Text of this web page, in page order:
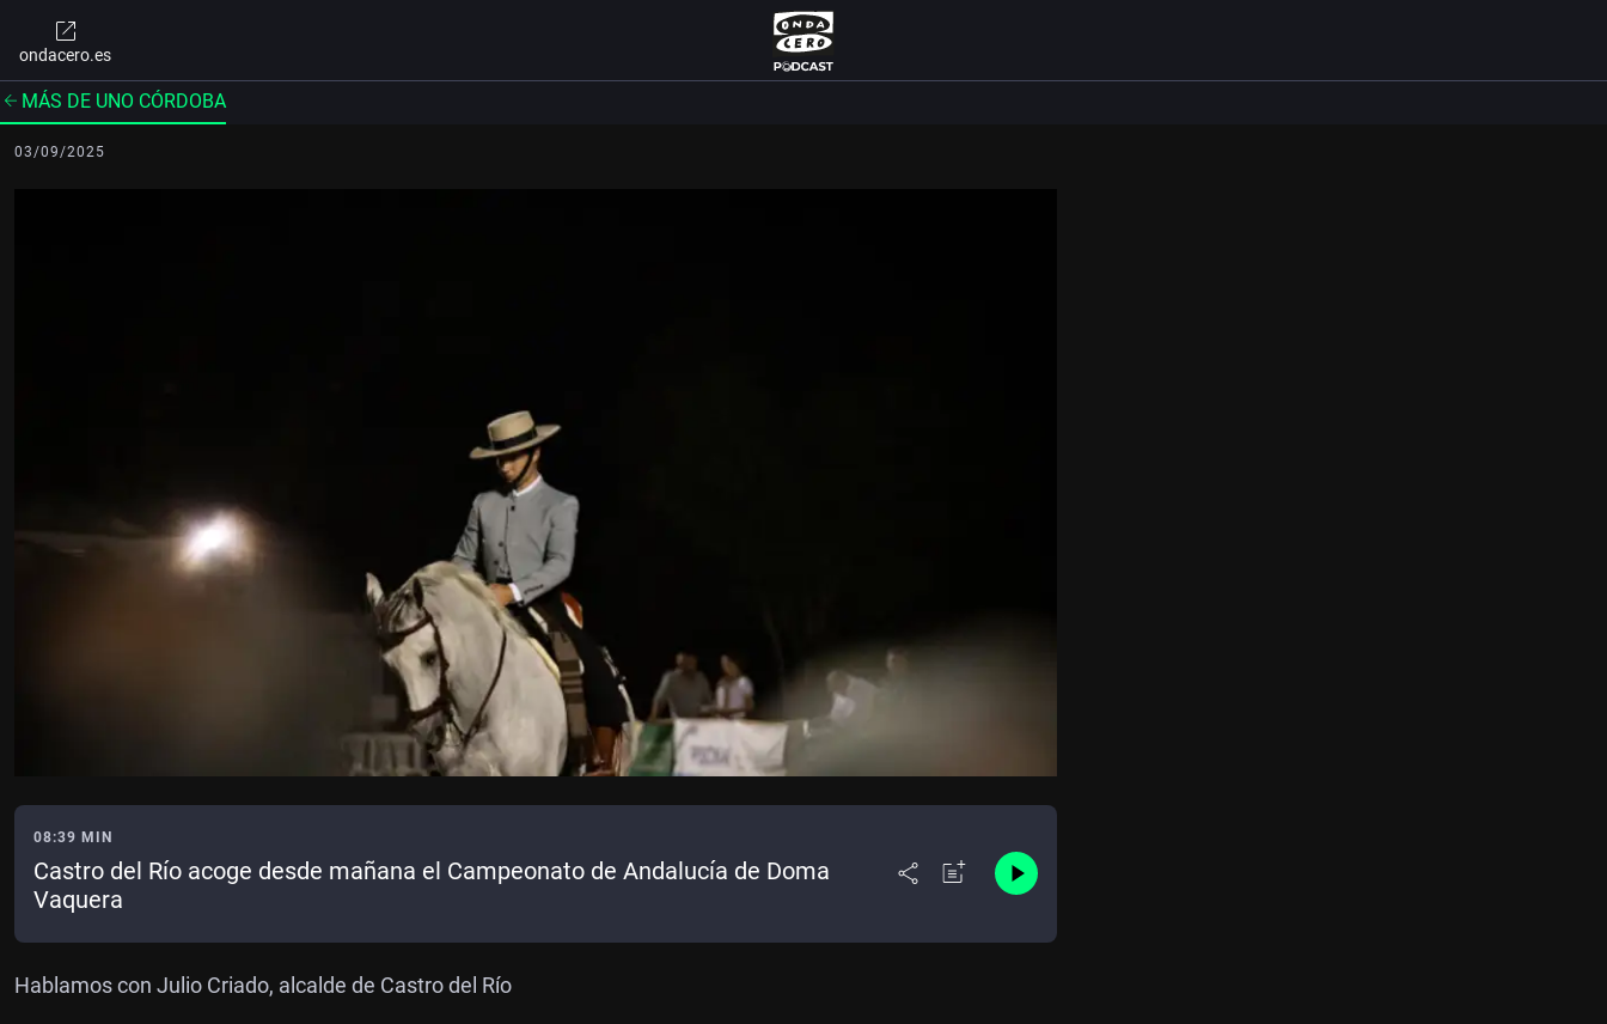
ondacero.es
MÁS DE UNO CÓRDOBA
03/09/2025
08:39 MIN
Castro del Río acoge desde mañana el Campeonato de Andalucía de Doma
Vaquera
Hablamos con Julio Criado, alcalde de Castro del Río